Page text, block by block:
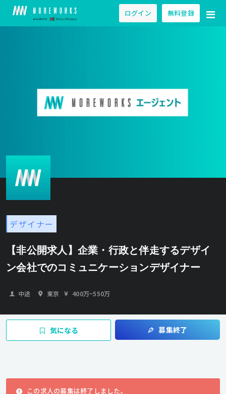
ログイン 無料登録
デザイナー
【非公開求人】企業・行政と伴走するデザイ
ン会社でのコミュニケーションデザイナー
中途 東京 400万~550万
気になる 募集終了
この求人の募集は終了しました。